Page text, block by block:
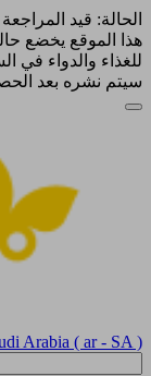
الحالة: قيد
هذا الموقع يخضع
للغذاء والدواء في
سيتم نشره بعد
Arabia ( ar - SA )